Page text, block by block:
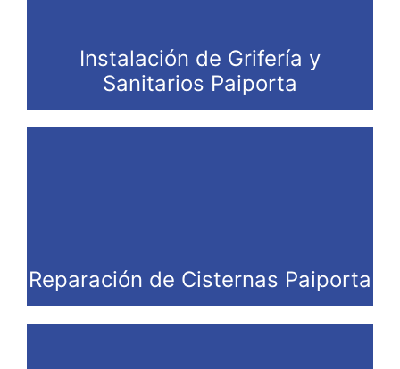
Instalación de Grifería y
Sanitarios Paiporta
Reparación de Cisternas Paiporta